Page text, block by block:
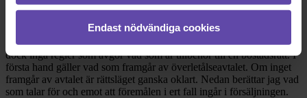
Endast nödvändiga cookies
Vid köp av en bostadsrätt gäller reglerna i KöpL. I KöpL finns det
dock inga regler som avgör vad som är tillbehör till en bostadsrätt. I
första hand gäller vad som framgår av överletålseavtalet. Om inget
framgår av avtalet är rättsläget ganska oklart. Nedan berättar jag vad
som talar för och emot att föremålen i ert fall ingår i försäljningen.